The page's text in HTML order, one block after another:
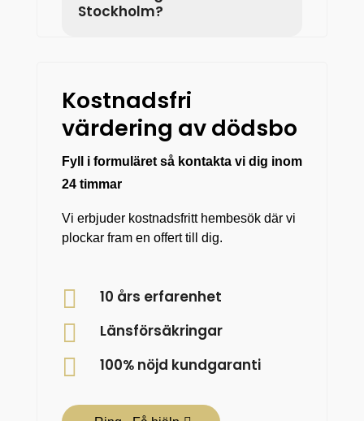
Stockholm?
Kostnadsfri
värdering av dödsbo
Fyll i formuläret så kontakta vi dig inom
24 timmar
Vi erbjuder kostnadsfritt hembesök där vi
plockar fram en offert till dig.
 10 års erfarenhet
 Länsförsäkringar
 100% nöjd kundgaranti